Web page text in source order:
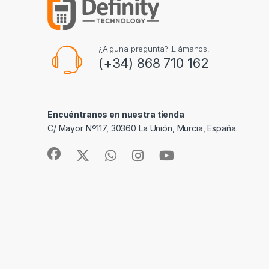
¿Alguna pregunta? !Llámanos!
(+34) 868 710 162
Encuéntranos en nuestra tienda
C/ Mayor Nº117, 30360 La Unión, Murcia, España.